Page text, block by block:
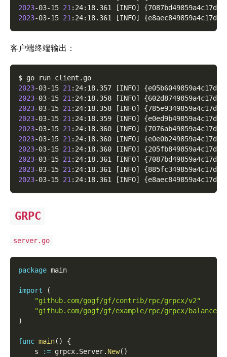
2023-03-15 21 :24:18.361 [INFO] {
2023-03-15 21 :24:18.361 [INFO] {
客户端终端输出：
$ go run client.go
2023-03-15 21 :24:18.357 [INFO] {
2023-03-15 21 :24:18.358 [INFO] {
2023-03-15 21 :24:18.358 [INFO] {
2023-03-15 21 :24:18.359 [INFO] {
2023-03-15 21 :24:18.360 [INFO] {
2023-03-15 21 :24:18.360 [INFO] {
2023-03-15 21 :24:18.360 [INFO] {
2023-03-15 21 :24:18.361 [INFO] {
2023-03-15 21 :24:18.361 [INFO] {
2023-03-15 21 :24:18.361 [INFO] {
GRPC
server.go
package main
import
(
"github.com/gogf/gf/contrib/rpc/grpcx/v2"
"github.com/gogf/gf/example/rpc/grpcx/
)
func main( )
{
    s
:= grpcx. Server. New( )